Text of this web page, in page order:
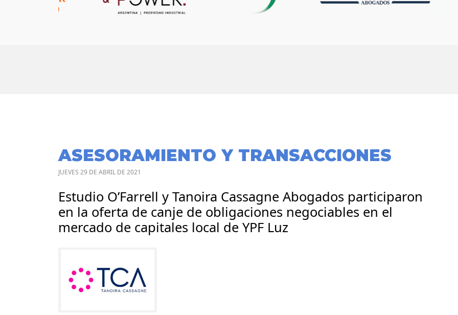
ASESORAMIENTO Y TRANSACCIONES
JUEVES 29 DE ABRIL DE 2021
Estudio O’Farrell y Tanoira Cassagne Abogados participaron
en la oferta de canje de obligaciones negociables en el
mercado de capitales local de YPF Luz